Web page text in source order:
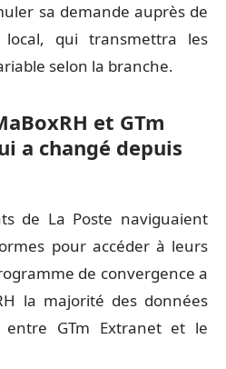
sa demande auprès de
local, qui transmettra les
selon la branche.
et GTm
a changé depuis
de La Poste naviguaient
pour accéder à leurs
de convergence a
la majorité des données
entre GTm Extranet et le